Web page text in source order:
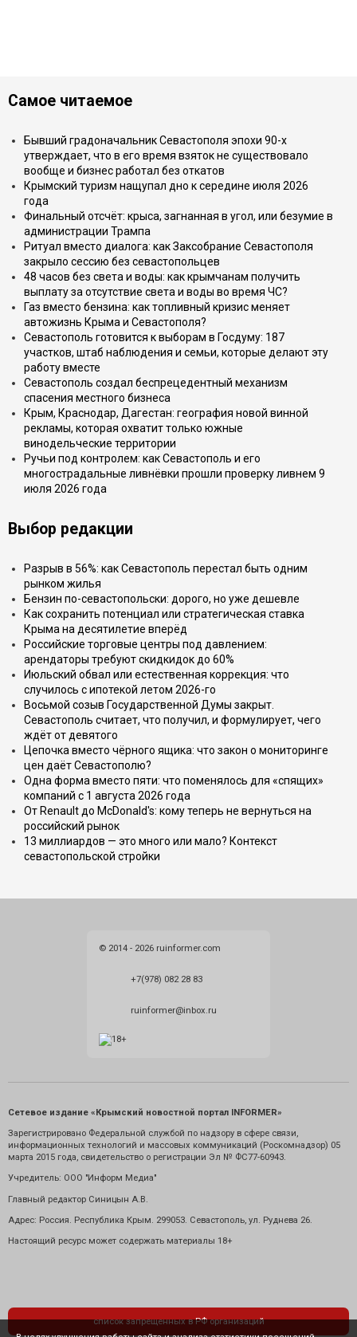
Самое читаемое
Бывший градоначальник Севастополя эпохи 90-х
утверждает, что в его время взяток не существовало
вообще и бизнес работал без откатов
Крымский туризм нащупал дно к середине июля 2026
года
Финальный отсчёт: крыса, загнанная в угол, или безумие в
администрации Трампа
Ритуал вместо диалога: как Заксобрание Севастополя
закрыло сессию без севастопольцев
48 часов без света и воды: как крымчанам получить
выплату за отсутствие света и воды во время ЧС?
Газ вместо бензина: как топливный кризис меняет
автожизнь Крыма и Севастополя?
Севастополь готовится к выборам в Госдуму: 187
участков, штаб наблюдения и семьи, которые делают эту
работу вместе
Севастополь создал беспрецедентный механизм
спасения местного бизнеса
Крым, Краснодар, Дагестан: география новой винной
рекламы, которая охватит только южные
винодельческие территории
Ручьи под контролем: как Севастополь и его
многострадальные ливнёвки прошли проверку ливнем 9
июля 2026 года
Выбор редакции
Разрыв в 56%: как Севастополь перестал быть одним
рынком жилья
Бензин по-севастопольски: дорого, но уже дешевле
Как сохранить потенциал или стратегическая ставка
Крыма на десятилетие вперёд
Российские торговые центры под давлением:
арендаторы требуют скидкидок до 60%
Июльский обвал или естественная коррекция: что
случилось с ипотекой летом 2026-го
Восьмой созыв Государственной Думы закрыт.
Севастополь считает, что получил, и формулирует, чего
ждёт от девятого
Цепочка вместо чёрного ящика: что закон о мониторинге
цен даёт Севастополю?
Одна форма вместо пяти: что поменялось для «спящих»
компаний с 1 августа 2026 года
От Renault до McDonald's: кому теперь не вернуться на
российский рынок
13 миллиардов — это много или мало? Контекст
севастопольской стройки
© 2014 - 2026 ruinformer.com
+7(978) 082 28 83
ruinformer@inbox.ru
Сетевое издание «Крымский новостной портал INFORMER»
Зарегистрировано Федеральной службой по надзору в сфере связи,
информационных технологий и массовых коммуникаций (Роскомнадзор) 05
марта 2015 года, свидетельство о регистрации Эл № ФС77-60943.
Учредитель: ООО "Информ Медиа"
Главный редактор Синицын А.В.
Адрес: Россия. Республика Крым. 299053. Севастополь, ул. Руднева 26.
Настоящий ресурс может содержать материалы 18+
список запрещенных в РФ организаций